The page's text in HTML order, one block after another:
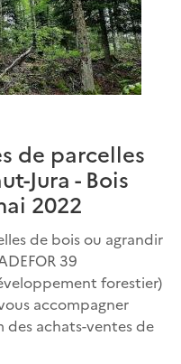
de parcelles
Jura - Bois
2022
de bois ou agrandir
39
forestier)
accompagner
des achats-ventes de